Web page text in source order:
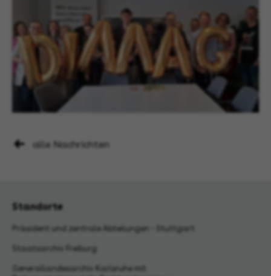
alle Nachrichten
Standorte
Präsident und zentrale Abteilungen - Stuttgart
Staatsarchiv Freiburg
Generallandesarchiv Karlsruhe mit